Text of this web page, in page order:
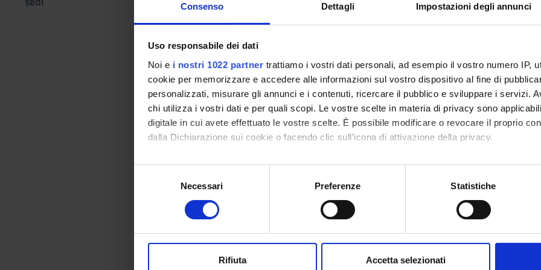
Consenso Dettagli Impostazioni degli annunci
Uso responsabile dei dati
Noi e i nostri 1022 partner trattiamo i vostri dati personali, ad esempio il vostro numero IP,
cookie per memorizzare e accedere alle informazioni sul vostro dispositivo al fine di
personalizzati, misurare gli annunci e i contenuti, ricercare il pubblico e sviluppare i servizi.
chi utilizza i vostri dati e per quali scopi. Le vostre scelte in materia di privacy sono
digitale in cui avete effettuato le vostre scelte. È possibile modificare o revocare il proprio
dalla Dichiarazione sui cookie o facendo clic sull'icona di attivazione della privacy.
Con il tuo consenso, vorremmo anche:
raccogliere informazioni sulla tua posizione geografica, con un'approssimazione di
digitali).
modificare o ritirare il tuo consenso in qualsiasi momento dalla Dichiarazione sui cookie.
Necessari Preferenze Statistiche
Rifiuta Accetta selezionati
Andrea Mazzon
Orario Lezioni
Obiettivi di apprendimento
L'obiettivo del corso è quello di presentare i fondamenti teorici e i modelli applicati
rischio finanziario. Una particolare enfasi sarà data ai metodi numerici (simulazioni
tecnologie utilizzate nell’industria (Java, Eclipse).
Prerequisiti e nozioni di base
Il corso non prevede prerequisiti vincolanti. Tuttavia, per una adeguata
nozioni di base dell’analisi matematica (limiti, derivate, integrali) e della statistica
d’ipotesi).
Bibliografia
Visualizza la bibliografia con Leganto,